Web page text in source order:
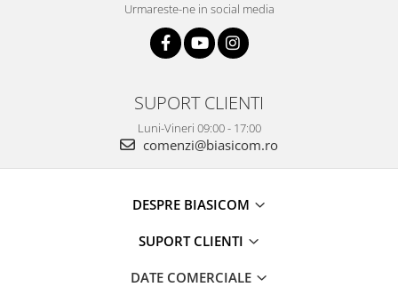
Urmareste-ne in social media
SUPORT CLIENTI
Luni-Vineri 09:00 - 17:00
comenzi@biasicom.ro
DESPRE BIASICOM
SUPORT CLIENTI
DATE COMERCIALE